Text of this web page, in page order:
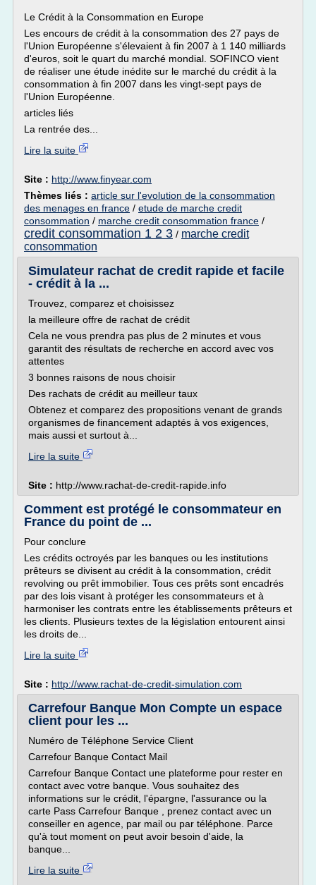
Le Crédit à la Consommation en Europe
Les encours de crédit à la consommation des 27 pays de
l'Union Européenne s'élevaient à fin 2007 à 1 140 milliards
d'euros, soit le quart du marché mondial. SOFINCO vient
de réaliser une étude inédite sur le marché du crédit à la
consommation à fin 2007 dans les vingt-sept pays de
l'Union Européenne.
articles liés
La rentrée des...
Lire la suite
Site : http://www.finyear.com
Thèmes liés : article sur l'evolution de la consommation
des menages en france / etude de marche credit
consommation / marche credit consommation france /
credit consommation 1 2 3 / marche credit
consommation
Simulateur rachat de credit rapide et facile
- crédit à la ...
Trouvez, comparez et choisissez
la meilleure offre de rachat de crédit
Cela ne vous prendra pas plus de 2 minutes et vous
garantit des résultats de recherche en accord avec vos
attentes
3 bonnes raisons de nous choisir
Des rachats de crédit au meilleur taux
Obtenez et comparez des propositions venant de grands
organismes de financement adaptés à vos exigences,
mais aussi et surtout à...
Lire la suite
Site : http://www.rachat-de-credit-rapide.info
Comment est protégé le consommateur en
France du point de ...
Pour conclure
Les crédits octroyés par les banques ou les institutions
prêteurs se divisent au crédit à la consommation, crédit
revolving ou prêt immobilier. Tous ces prêts sont encadrés
par des lois visant à protéger les consommateurs et à
harmoniser les contrats entre les établissements prêteurs et
les clients. Plusieurs textes de la législation entourent ainsi
les droits de...
Lire la suite
Site : http://www.rachat-de-credit-simulation.com
Carrefour Banque Mon Compte un espace
client pour les ...
Numéro de Téléphone Service Client
Carrefour Banque Contact Mail
Carrefour Banque Contact une plateforme pour rester en
contact avec votre banque. Vous souhaitez des
informations sur le crédit, l'épargne, l'assurance ou la
carte Pass Carrefour Banque , prenez contact avec un
conseiller en agence, par mail ou par téléphone. Parce
qu'à tout moment on peut avoir besoin d'aide, la
banque...
Lire la suite